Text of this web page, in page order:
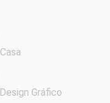
Casa
Design Gráfico